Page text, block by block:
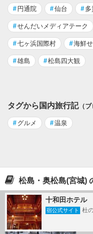
# 円通院 #仙台 #
#せんだいメディアテーク
#七ヶ浜国際村 #海鮮
#雄島 #松島四大観
タグから国内旅行記（ブ
# グルメ #温泉
松島・奥松島(宮城)
松
旅
十和田ホテル
宿公式サイト 杜